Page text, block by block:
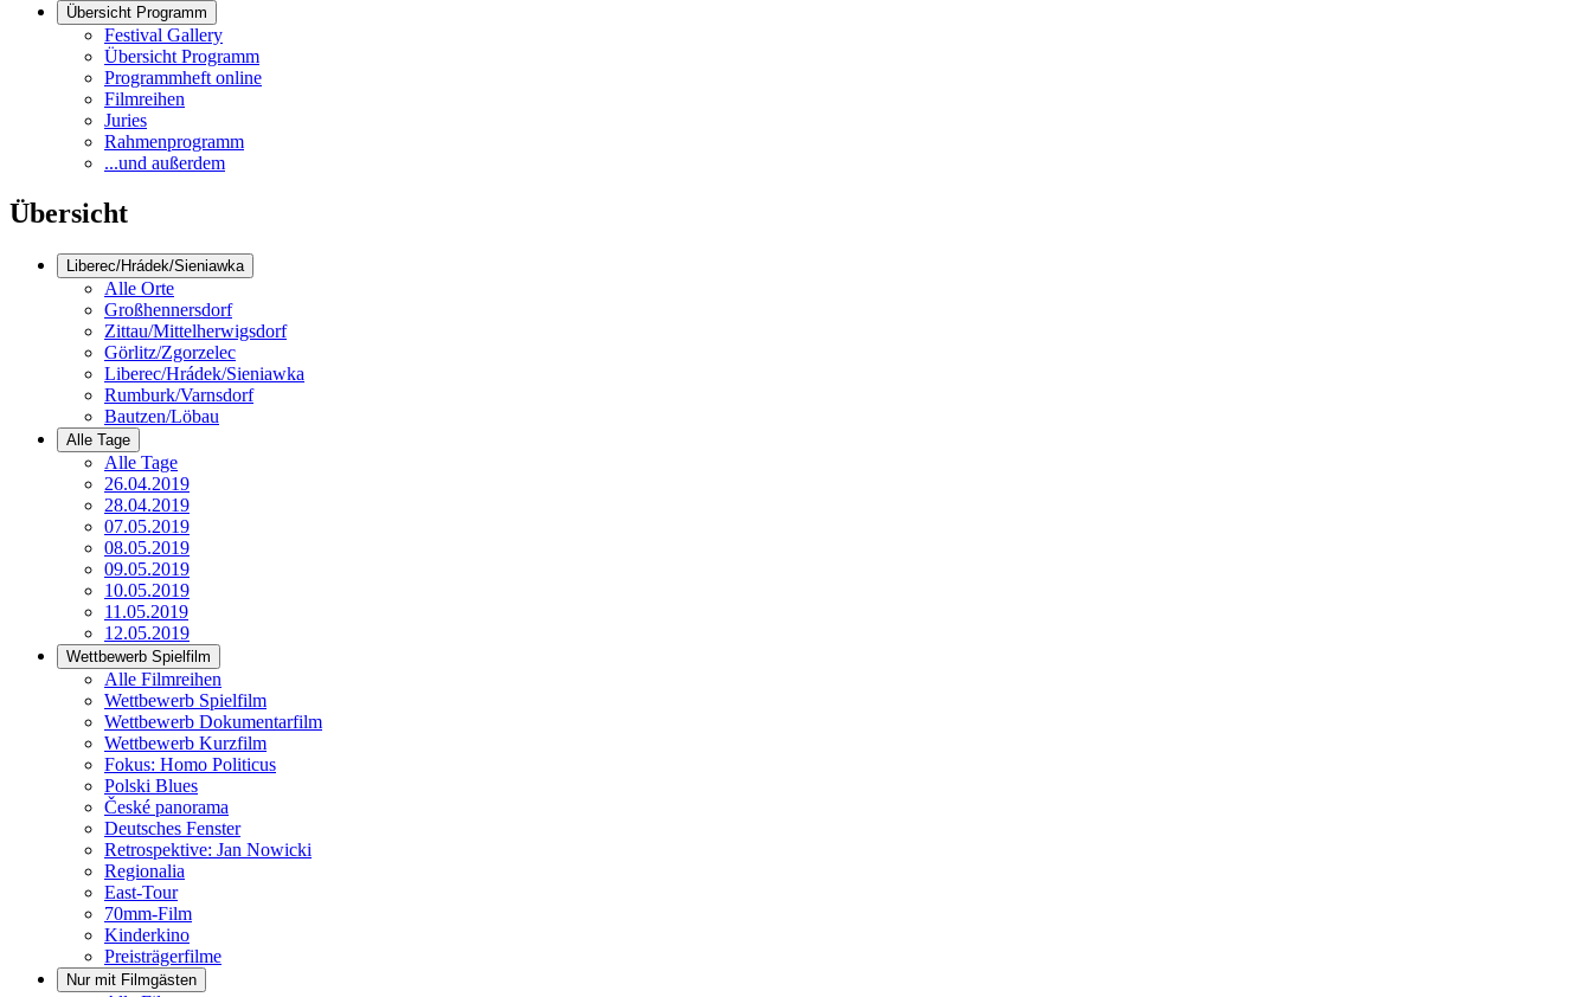
Übersicht Programm
Festival Gallery
Übersicht Programm
Programmheft online
Filmreihen
Juries
Rahmenprogramm
...und außerdem
Übersicht
Liberec/Hrádek/Sieniawka
Alle Orte
Großhennersdorf
Zittau/Mittelherwigsdorf
Görlitz/Zgorzelec
Liberec/Hrádek/Sieniawka
Rumburk/Varnsdorf
Bautzen/Löbau
Alle Tage
Alle Tage
26.04.2019
28.04.2019
07.05.2019
08.05.2019
09.05.2019
10.05.2019
11.05.2019
12.05.2019
Wettbewerb Spielfilm
Alle Filmreihen
Wettbewerb Spielfilm
Wettbewerb Dokumentarfilm
Wettbewerb Kurzfilm
Fokus: Homo Politicus
Polski Blues
České panorama
Deutsches Fenster
Retrospektive: Jan Nowicki
Regionalia
East-Tour
70mm-Film
Kinderkino
Preisträgerfilme
Nur mit Filmgästen